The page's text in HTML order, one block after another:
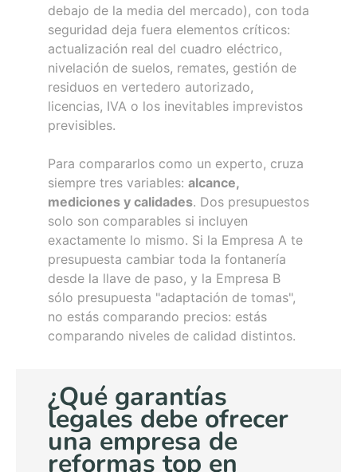
debajo de la media del mercado), con toda
seguridad deja fuera elementos críticos:
actualización real del cuadro eléctrico,
nivelación de suelos, remates, gestión de
residuos en vertedero autorizado,
licencias, IVA o los inevitables imprevistos
previsibles.
Para compararlos como un experto, cruza
siempre tres variables: alcance,
mediciones y calidades. Dos presupuestos
solo son comparables si incluyen
exactamente lo mismo. Si la Empresa A te
presupuesta cambiar toda la fontanería
desde la llave de paso, y la Empresa B
sólo presupuesta "adaptación de tomas",
no estás comparando precios: estás
comparando niveles de calidad distintos.
¿Qué garantías
legales debe ofrecer
una empresa de
reformas top en